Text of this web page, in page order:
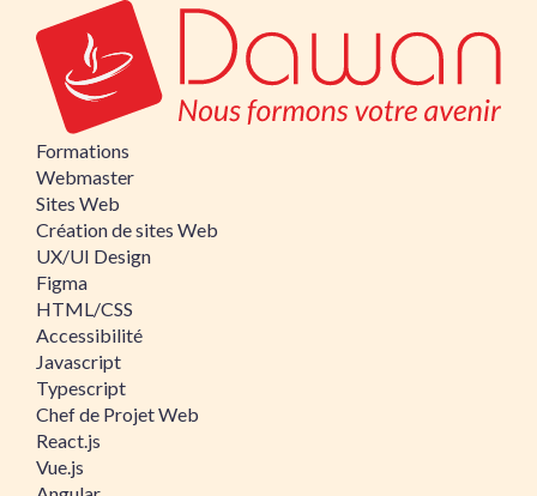
Formations
Webmaster
Sites Web
Création de sites Web
UX/UI Design
Figma
HTML/CSS
Accessibilité
Javascript
Typescript
Chef de Projet Web
React.js
Vue.js